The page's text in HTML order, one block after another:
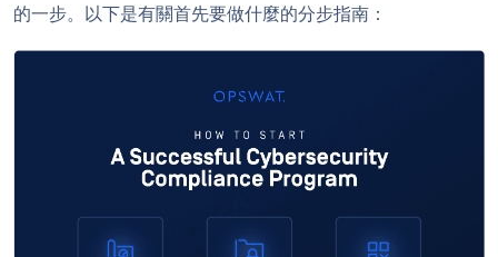
的一步。以下是有關首先要做什麼的分步指南：